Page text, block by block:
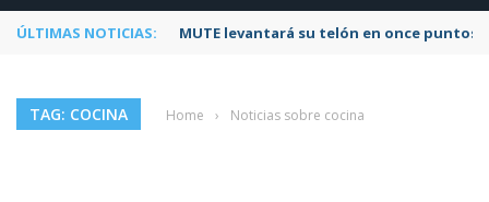
ÚLTIMAS NOTICIAS: MUTE levantará su telón en once puntos
TAG: COCINA Home › Noticias sobre cocina